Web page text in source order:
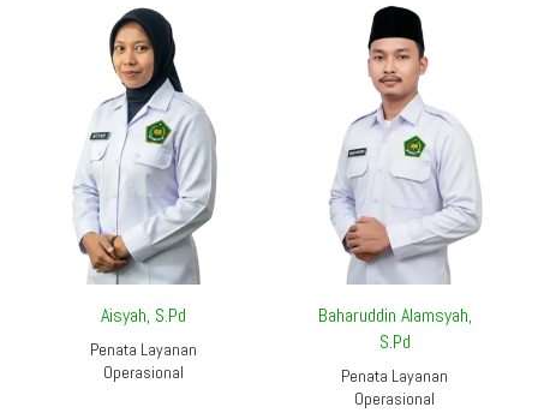
Aisyah, S.Pd
Penata Layanan
Operasional
Baharuddin Alamsyah,
S.Pd
Penata Layanan
Operasional